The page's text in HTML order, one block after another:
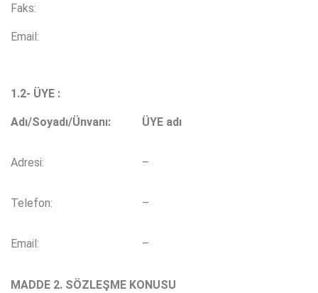
Faks:
Email:
1.2- ÜYE :
Adı/Soyadı/Ünvanı: ÜYE adı
Adresi: –
Telefon: –
Email: –
MADDE 2. SÖZLEŞME KONUSU